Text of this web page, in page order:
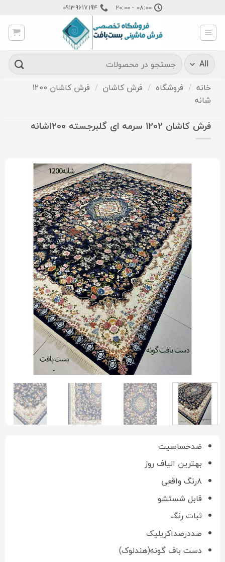
content
08:00 - 20:00
09139617194
جستجو
برای:
خانه / فروشگاه / فرش کاشان /
فرش کاشان 1200
شانه
فرش کاشان 1202 سرمه ای گلبرجسته ۱۲۰۰شانه
ضدحساسیت
بهترین الیاف روز
۸رنگ واقعی
قابل شستشو
ثبات رنگ
صددرصداکریلیک
دست باف گونه(هندلوک)